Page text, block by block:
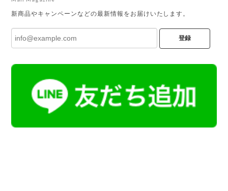
新商品やキャンペーンなどの最新情報をお届けいたします。
登録